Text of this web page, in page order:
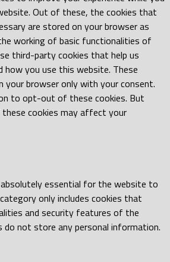
Out of these, the cookies that
are stored on your browser as
working of basic functionalities of
third-party cookies that help us
how you use this website. These
your browser only with your consent.
to opt-out of these cookies. But
cookies may affect your
essential for the website to
only includes cookies that
and security features of the
do not store any personal information.